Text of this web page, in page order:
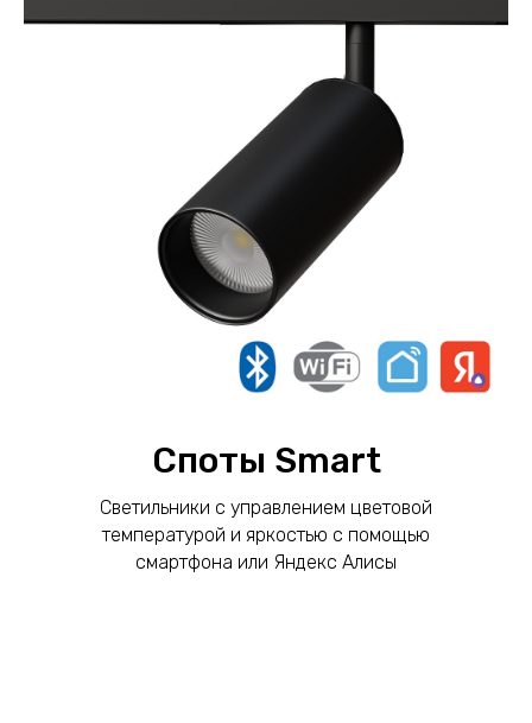
Споты Smart
Светильники с управлением цветовой
температурой и яркостью с помощью
смартфона или Яндекс Алисы